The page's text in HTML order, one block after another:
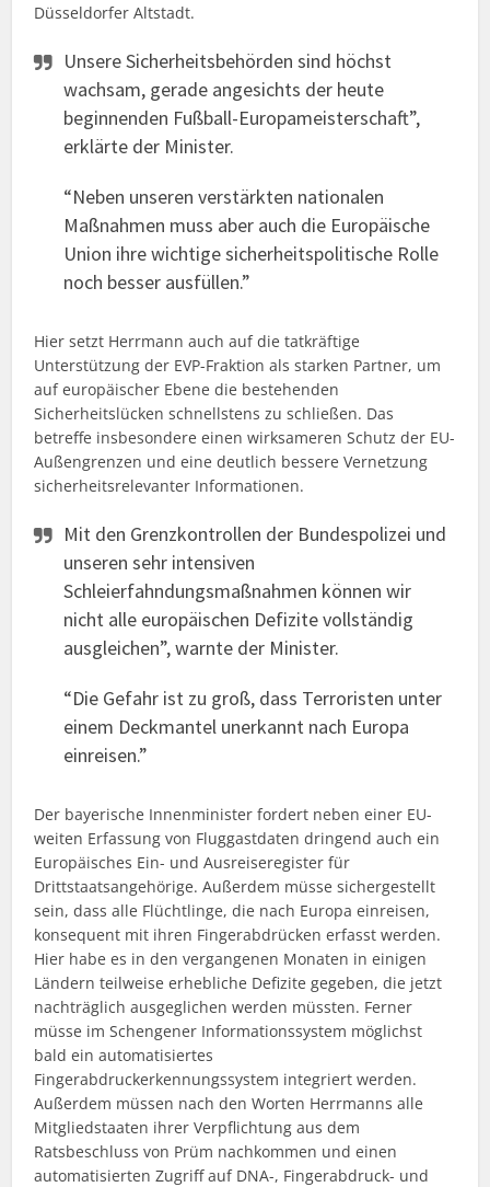
Düsseldorfer Altstadt.
Unsere Sicherheitsbehörden sind höchst
wachsam, gerade angesichts der heute
beginnenden Fußball-Europameisterschaft”,
erklärte der Minister.
“Neben unseren verstärkten nationalen
Maßnahmen muss aber auch die Europäische
Union ihre wichtige sicherheitspolitische Rolle
noch besser ausfüllen.”
Hier setzt Herrmann auch auf die tatkräftige
Unterstützung der EVP-Fraktion als starken Partner, um
auf europäischer Ebene die bestehenden
Sicherheitslücken schnellstens zu schließen. Das
betreffe insbesondere einen wirksameren Schutz der EU-
Außengrenzen und eine deutlich bessere Vernetzung
sicherheitsrelevanter Informationen.
Mit den Grenzkontrollen der Bundespolizei und
unseren sehr intensiven
Schleierfahndungsmaßnahmen können wir
nicht alle europäischen Defizite vollständig
ausgleichen”, warnte der Minister.
“Die Gefahr ist zu groß, dass Terroristen unter
einem Deckmantel unerkannt nach Europa
einreisen.”
Der bayerische Innenminister fordert neben einer EU-
weiten Erfassung von Fluggastdaten dringend auch ein
Europäisches Ein- und Ausreiseregister für
Drittstaatsangehörige. Außerdem müsse sichergestellt
sein, dass alle Flüchtlinge, die nach Europa einreisen,
konsequent mit ihren Fingerabdrücken erfasst werden.
Hier habe es in den vergangenen Monaten in einigen
Ländern teilweise erhebliche Defizite gegeben, die jetzt
nachträglich ausgeglichen werden müssten. Ferner
müsse im Schengener Informationssystem möglichst
bald ein automatisiertes
Fingerabdruckerkennungssystem integriert werden.
Außerdem müssen nach den Worten Herrmanns alle
Mitgliedstaaten ihrer Verpflichtung aus dem
Ratsbeschluss von Prüm nachkommen und einen
automatisierten Zugriff auf DNA-, Fingerabdruck- und